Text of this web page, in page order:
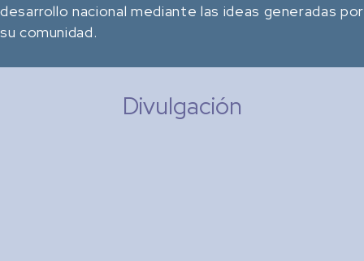
desarrollo nacional mediante las ideas generadas por
su comunidad.
Divulgación